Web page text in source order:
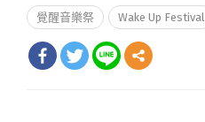
覺醒音樂祭 Wake Up Festival